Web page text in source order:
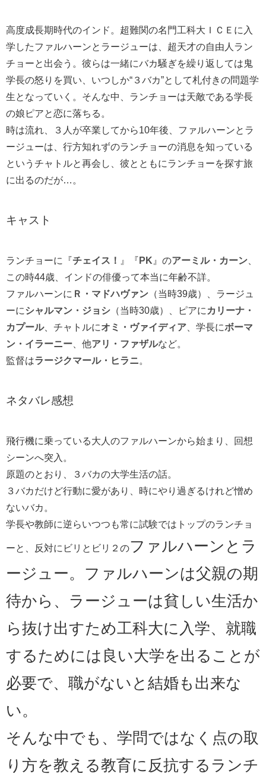
高度成長期時代のインド。超難関の名門工科大ＩＣＥに入
学したファルハーンとラージューは、超天才の自由人ラン
チョーと出会う。彼らは一緒にバカ騒ぎを繰り返しては鬼
学長の怒りを買い、いつしか“３バカ”として札付きの問題学
生となっていく。そんな中、ランチョーは天敵である学長
の娘ピアと恋に落ちる。
時は流れ、３人が卒業してから10年後、ファルハーンとラ
ージューは、行方知れずのランチョーの消息を知っている
というチャトルと再会し、彼とともにランチョーを探す旅
に出るのだが…。
キャスト
ランチョーに『チェイス！ 』『 PK 』のアーミル・カーン
この時44歳、インドの俳優って本当に年齢不詳。
ファルハーンに Ｒ・マドハヴァン （当時39歳）、ラージュ
ーにシャルマン・ジョシ （当時30歳）、ピアに カリーナ・
カプール、チャトルにオミ・ヴァイディア 、学長にボーマ
ン・イラーニー 、他アリ・ファザルなど。
監督はラージクマール・ヒラニ。
ネタバレ感想
飛行機に乗っている大人のファルハーンから始まり、回想
シーンへ突入。
原題のとおり、３バカの大学生活の話。
３バカだけど行動に愛があり、時にやり過ぎるけれど憎め
ないバカ。
学長や教師に逆らいつつも常に試験ではトップのランチョ
ーと、反対にビリとビリ２のファルハーンとラ
ージュー。ファルハーンは父親の期
待から、ラージューは貧しい生活か
ら抜け出すため工科大に入学、就職
するためには良い大学を出ることが
必要で、職がないと結婚も出来な
い。
そんな中でも、学問ではなく点の取
り方を教える教育に反抗するランチ